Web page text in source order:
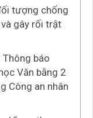
tượng chống
gây rối trật
Thông báo
Văn bằng 2
Công an nhân